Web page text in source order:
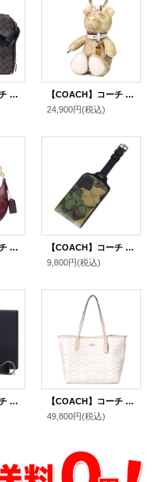
【COACH】コーチ メンズ コーティングキャンバス レザー シグネチャー グラハム ストライプ スリム 2WAY ビジネス ブリーフケース ショルダーバッグ マホガニーマルチ〔日本未発売〕
【COACH】コーチ コーティングキャンバス レザー シグネチャー テディ ベアー くま 熊 バッグチャーム キーリング キーホルダー ライトカーキ×チャーク（日本未発売）
24,900円(税込)
【COACH】コーチ コーティングキャンバス レザー シグネチャー ロゴ ミニ ペイトン ショルダー ハンドバッグ オックスブラッドマルチ(日本未発売）
【COACH】コーチ コーティングキャンバス レザー シグネチャー カモフラ 迷彩柄 ラゲージ ネーム タグ キーホルダー グリーンマルチ〔日本未発売〕
9,800円(税込)
【COACH】コーチ メンズ コーティングキャンバス カーフレザー シグネチャー ストライプ ビルフォード 二つ折り 財布+キーフォブ キーホルダー 専用BOX付 2点セット タンマルチ（日本未発売）
【COACH】コーチ バッグ トート コーティングキャンバス レザー シグネチャー ロゴ シティ トートバッグ チャーク×ピンク〔日本未発売〕
49,800円(税込)